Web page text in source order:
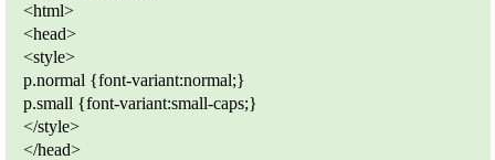
<html>
<head>
<style>
p.normal {font-variant:normal;}
p.small {font-variant:small-caps;}
</style>
</head>